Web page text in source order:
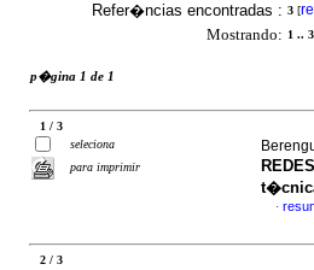
Refer�ncias encontradas : 3 [
Mostrando: 1 .. 3
p�gina 1 de 1
1 / 3
seleciona
para imprimir
·
2 / 3